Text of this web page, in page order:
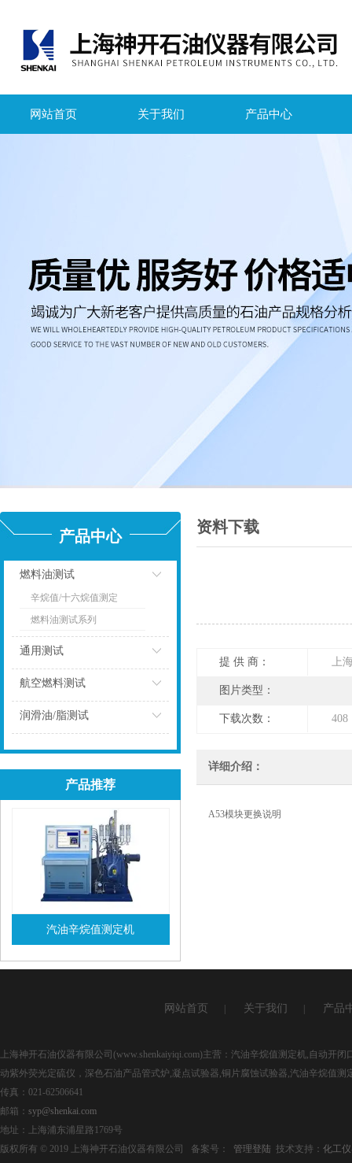
网站首页 关于我们 产品中心
产品中心
燃料油测试
点击
辛烷值/十六烷值测定
燃料油测试系列
通用测试
航空燃料测试
润滑油/脂测试
产品推荐
汽油辛烷值测定机
查看详情
资料下载
提 供 商： 上
图片类型：
下载次数： 408
详细介绍：
A53模块更换说明
网站首页 关于我们 产品
上海神开石油仪器有限公司(www.shenkaiyiqi.com)主营：汽油辛烷值测定机,自动
动紫外荧光定硫仪，深色石油产品管式炉,凝点试验器,铜片腐蚀试验器,汽油辛烷值测
传真：021-62506641
邮箱： syp@shenkai.com
地址：上海浦东浦星路1769号
版权所有 © 2019 上海神开石油仪器有限公司 备案号：
管理登陆 技术支持： 化工